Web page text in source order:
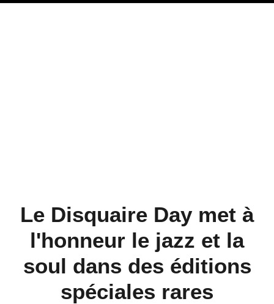
Le Disquaire Day met à
l'honneur le jazz et la
soul dans des éditions
spéciales rares